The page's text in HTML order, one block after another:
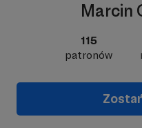
Marcin
115
patronów